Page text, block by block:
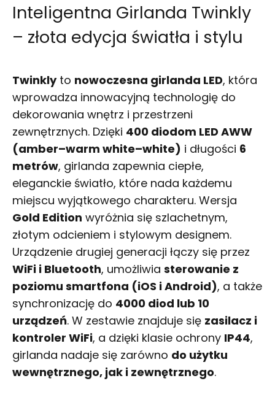
Inteligentna Girlanda Twinkly
– złota edycja światła i stylu
Twinklyto nowoczesna girlanda LED, która
wprowadza innowacyjną technologię do
dekorowania wnętrz i przestrzeni
zewnętrznych. Dzięki 400 diodom LED AWW
(amber–warm white–white) i długości 6
metrów, girlanda zapewnia ciepłe,
eleganckie światło, które nada każdemu
miejscu wyjątkowego charakteru. Wersja
Gold Edition wyróżnia się szlachetnym,
złotym odcieniem i stylowym designem.
Urządzenie drugiej generacji łączy się przez
WiFi i Bluetooth, umożliwia sterowanie z
poziomu smartfona (iOS i Android), a także
synchronizację do 4000 diod lub 10
urządzeń. W zestawie znajduje się zasilacz i
kontroler WiFi, a dzięki klasie ochrony IP44,
girlanda nadaje się zarówno do użytku
wewnętrznego, jak i zewnętrznego.